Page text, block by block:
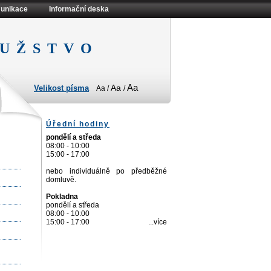
Velikost písma Aa /Aa /Aa
Úřední hodiny
pondělí a středa
08:00 - 10:00
15:00 - 17:00
nebo individuálně po předběžné
domluvě.
Pokladna
pondělí a středa
08:00 - 10:00
15:00 - 17:00
...více
Informační deska